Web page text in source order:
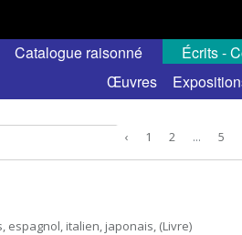
Catalogue raisonné
Œuvres
Écrits -
‹ 1 2 ... 5
espagnol, italien, japonais, (Livre)